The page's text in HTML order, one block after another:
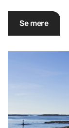
Se mere